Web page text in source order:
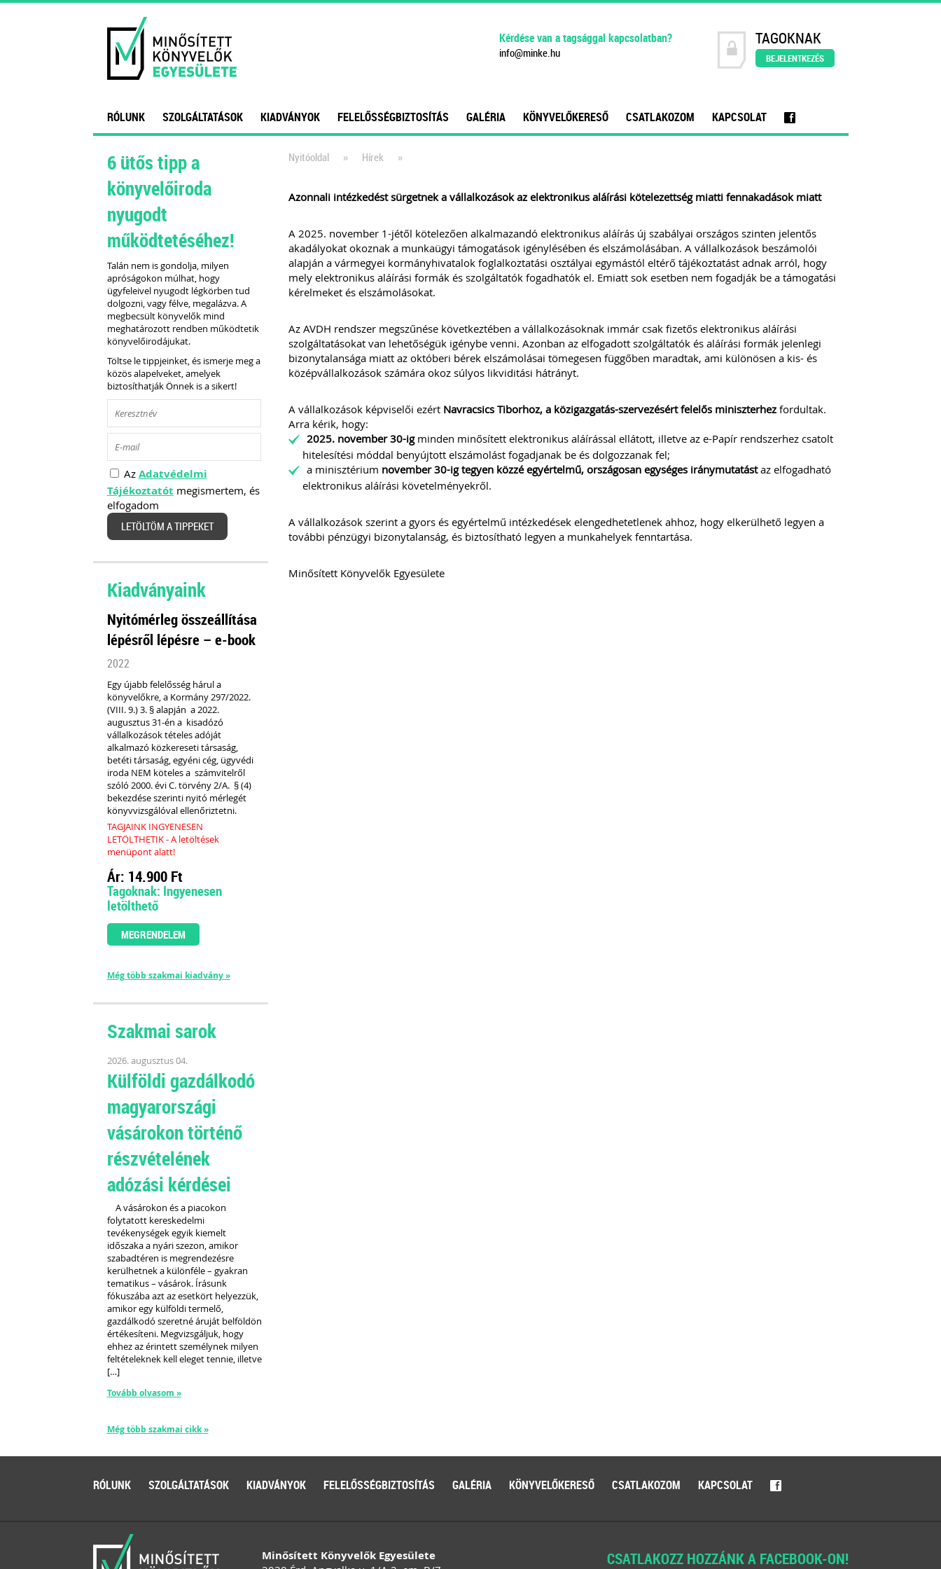
Kérdése van a tagsággal kapcsolatban?
info@minke.hu
TAGOKNAK
BEJELENTKEZÉS
RÓLUNK SZOLGÁLTATÁSOK KIADVÁNYOK FELELŐSSÉGBIZTOSÍTÁS GALÉRIA KÖNYVELŐKERESŐ CSATLAKOZOM KAPCSOLAT f
Nyitóoldal » Hírek »
Azonnali intézkedést sürgetnek a vállalkozások az elektronikus aláírási kötelezettség miatti fennakadások miatt
A 2025. november 1-jétől kötelezően alkalmazandó elektronikus aláírás új szabályai országos szinten jelentős
akadályokat okoznak a munkaügyi támogatások igénylésében és elszámolásában. A vállalkozások beszámolói
alapján a vármegyei kormányhivatalok foglalkoztatási osztályai egymástól eltérő tájékoztatást adnak arról, hogy
mely elektronikus aláírási formák és szolgáltatók fogadhatók el. Emiatt sok esetben nem fogadják be a támogatási
kérelmeket és elszámolásokat.
Az AVDH rendszer megszűnése következtében a vállalkozásoknak immár csak fizetős elektronikus aláírási
szolgáltatásokat van lehetőségük igénybe venni. Azonban az elfogadott szolgáltatók és aláírási formák jelenlegi
bizonytalansága miatt az októberi bérek elszámolásai tömegesen függőben maradtak, ami különösen a kis- és
középvállalkozások számára okoz súlyos likviditási hátrányt.
A vállalkozások képviselői ezért Navracsics Tiborhoz, a közigazgatás-szervezésért felelős miniszterhezfordultak.
Arra kérik, hogy:
2025. november 30-igminden minősített elektronikus aláírással ellátott, illetve az e-Papír rendszerhez csatolt
hitelesítési móddal benyújtott elszámolást fogadjanak be és dolgozzanak fel;
a minisztérium november 30-ig tegyen közzé egyértelmű, országosan egységes iránymutatástaz elfogadható
elektronikus aláírási követelményekről.
A vállalkozások szerint a gyors és egyértelmű intézkedések elengedhetetlenek ahhoz, hogy elkerülhető legyen a
további pénzügyi bizonytalanság, és biztosítható legyen a munkahelyek fenntartása.
Minősített Könyvelők Egyesülete
6 ütős tipp a
könyvelőiroda
nyugodt
működtetéséhez!
Talán nem is gondolja, milyen
apróságokon múlhat, hogy
ügyfeleivel nyugodt légkörben tud
dolgozni, vagy félve, megalázva. A
megbecsült könyvelők mind
meghatározott rendben működtetik
könyvelőirodájukat.
Töltse le tippjeinket, és ismerje meg a
közös alapelveket, amelyek
biztosíthatják Önnek is a sikert!
Az Adatvédelmi
Tájékoztatót megismertem, és
elfogadom
LETÖLTÖM A TIPPEKET
Kiadványaink
Nyitómérleg összeállítása
lépésről lépésre – e-book
2022
Egy újabb felelősség hárul a
könyvelőkre, a Kormány 297/2022.
(VIII. 9.) 3. § alapján a 2022.
augusztus 31-én a kisadózó
vállalkozások tételes adóját
alkalmazó közkereseti társaság,
betéti társaság, egyéni cég, ügyvédi
iroda NEM kötelesa számvitelről
szóló 2000. évi C. törvény 2/A. § (4)
bekezdése szerinti nyitó mérlegét
könyvvizsgálóval ellenőriztetni.
TAGJAINK INGYENESEN
LETÖLTHETIK - A letöltések
menüpont alatt!
Ár: 14.900 Ft
Tagoknak: Ingyenesen
letölthető
MEGRENDELEM
Még több szakmai kiadvány »
Szakmai sarok
2026. augusztus 04.
Külföldi gazdálkodó
magyarországi
vásárokon történő
részvételének
adózási kérdései
A vásárokon és a piacokon
folytatott kereskedelmi
tevékenységek egyik kiemelt
időszaka a nyári szezon, amikor
szabadtéren is megrendezésre
kerülhetnek a különféle – gyakran
tematikus – vásárok. Írásunk
fókuszába azt az esetkört helyezzük,
amikor egy külföldi termelő,
gazdálkodó szeretné áruját belföldön
értékesíteni. Megvizsgáljuk, hogy
ehhez az érintett személynek milyen
feltételeknek kell eleget tennie, illetve
[…]
Tovább olvasom »
Még több szakmai cikk »
RÓLUNK SZOLGÁLTATÁSOK KIADVÁNYOK FELELŐSSÉGBIZTOSÍTÁS GALÉRIA KÖNYVELŐKERESŐ CSATLAKOZOM KAPCSOLAT f
CSATLAKOZZ HOZZÁNK A FACEBOOK-ON!
Minősített Könyvelők Egyesülete